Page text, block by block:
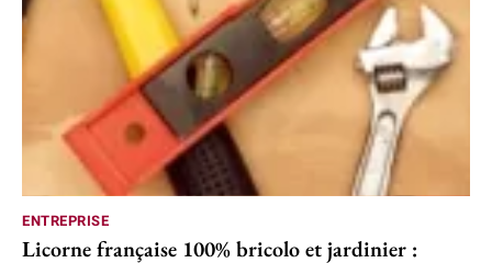
ENTREPRISE
Licorne française 100% bricolo et jardinier :